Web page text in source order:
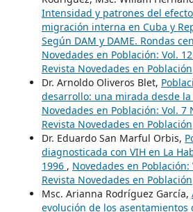
Intensidad y patrones del
migración interna en Cuba y
Según DAM y DAME. Rondas
Novedades en Población: Vol.
Revista Novedades en Población
Dr. Arnoldo Oliveros Blet,
desarrollo: una mirada desde
Novedades en Población: Vol. 7
Revista Novedades en Población
Dr. Eduardo San Marful Orbis,
diagnosticada con VIH en La
1996 , Novedades en Población:
Revista Novedades en Población
Msc. Arianna Rodríguez García,
evolución de los asentamientos